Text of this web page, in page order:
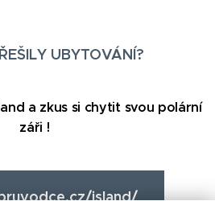
UBYTOVÁNÍ?
a zkus si chytit svou polární
záři !
island/